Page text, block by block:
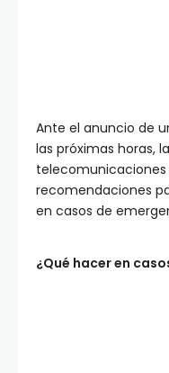
Ante el anuncio de
las próximas horas,
telecomunicaciones
recomendaciones
en casos de
¿Qué hacer en